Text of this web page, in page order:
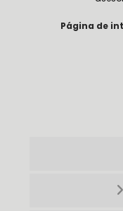
Página de